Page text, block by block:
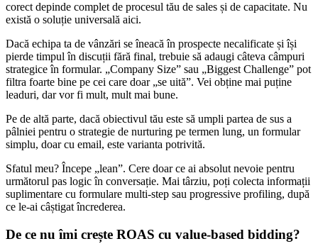
corect depinde complet de procesul tău de sales și de capacitate. Nu
există o soluție universală aici.
Dacă echipa ta de vânzări se îneacă în prospecte necalificate și își
pierde timpul în discuții fără final, trebuie să adaugi câteva câmpuri
strategice în formular. „Company Size” sau „Biggest Challenge” pot
filtra foarte bine pe cei care doar „se uită”. Vei obține mai puține
leaduri, dar vor fi mult, mult mai bune.
Pe de altă parte, dacă obiectivul tău este să umpli partea de sus a
pâlniei pentru o strategie de nurturing pe termen lung, un formular
simplu, doar cu email, este varianta potrivită.
Sfatul meu? Începe „lean”. Cere doar ce ai absolut nevoie pentru
următorul pas logic în conversație. Mai târziu, poți colecta informații
suplimentare cu formulare multi-step sau progressive profiling, după
ce le-ai câștigat încrederea.
De ce nu îmi crește ROAS cu value-based bidding?